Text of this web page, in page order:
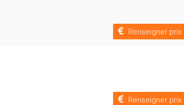
Renseigner prix
Renseigner prix